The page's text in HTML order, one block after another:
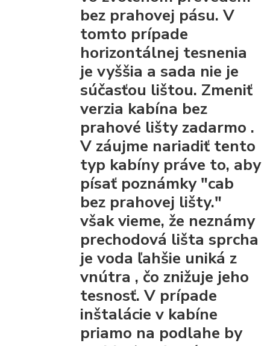
bez prahovej pásu.V
tomto prípade
horizontálnej tesnenia
je vyššia a sada nie je
súčasťou lištou. Zmeniť
verzia kabína bez
prahové lištyzadarmo .
V záujme nariadiť tento
typ kabíny práve to, aby
písať poznámky "cab
bez prahovej lišty."
však vieme, že neznámy
prechodová lištasprcha
je voda ľahšie uniká z
vnútra , čo znižuje jeho
tesnosť. V prípade
inštalácie v kabíne
priamo na podlahe by